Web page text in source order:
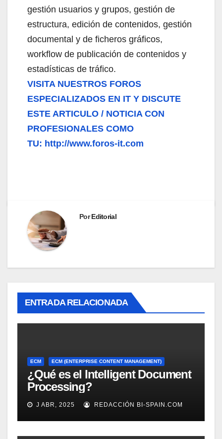
gestión usuarios y grupos, gestión de
estructura, edición de contenidos, gestión
documental y de ficheros gráficos,
workflow de publicación de contenidos y
estadísticas de tráfico.
VISITA NUESTROS FOROS
ESPECIALIZADOS EN IT Y DISCUTE
ESTE ARTICULO / NOTICIA CON
PROFESIONALES COMO
TU: http://www.foros-it.com
PorEditorial
ENTRADA RELACIONADA
ECM ECM (ENTERPRISE CONTENT MANAGEMENT)
¿Qué es el Intelligent Document
Processing?
J ABR, 2025 REDACCIÓN BI-SPAIN.COM